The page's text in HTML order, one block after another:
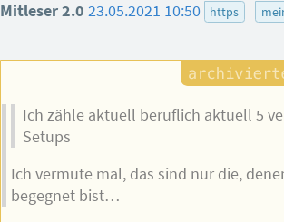
Mitleser 2.0 23.05.2021 10:50 https
Ich zähle aktuell beruflich aktuell 5
Setups
Ich vermute mal, das sind nur die,
begegnet bist…